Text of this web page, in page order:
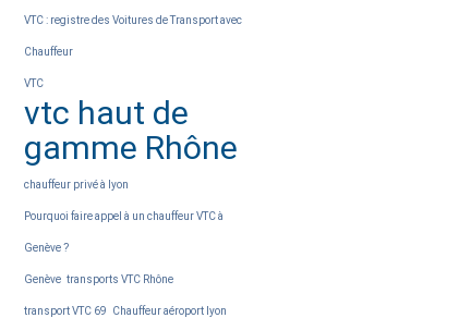
VTC : registre des Voitures de Transport avec
Chauffeur
VTC
vtc haut de
gamme Rhône
chauffeur privé à lyon
Pourquoi faire appel à un chauffeur VTC à
Genève ?
Genève transports VTC Rhône
transport VTC 69 Chauffeur aéroport lyon